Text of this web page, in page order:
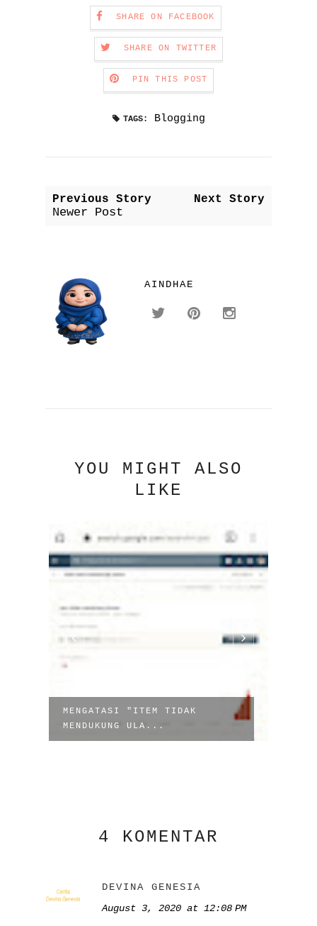
SHARE ON FACEBOOK
SHARE ON TWITTER
PIN THIS POST
TAGS: Blogging
Previous Story
Newer Post
Next Story
AINDHAE
YOU MIGHT ALSO
LIKE
MENGATASI "ITEM TIDAK
MENDUKUNG ULA...
4 KOMENTAR
DEVINA GENESIA
August 3, 2020 at 12:08 PM